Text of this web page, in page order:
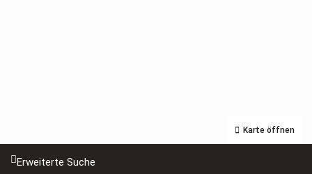
Karte öffnen
Erweiterte Suche